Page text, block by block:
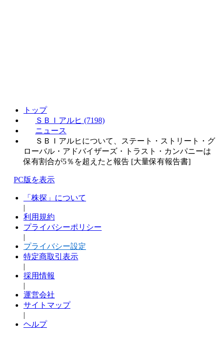
トップ
ＳＢＩアルヒ (7198)
ニュース
ＳＢＩアルヒについて、ステート・ストリート・グ
ローバル・アドバイザーズ・トラスト・カンパニーは
保有割合が5％を超えたと報告 [大量保有報告書]
PC版を表示
「株探」について
|
利用規約
プライバシーポリシー
|
プライバシー設定
特定商取引表示
|
採用情報
|
運営会社
サイトマップ
|
ヘルプ